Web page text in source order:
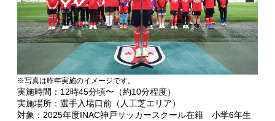
※写真は昨年実施のイメージです。
実施時間：12時45分頃〜（約10分程度）
実施場所：選手入場口前（人工芝エリア）
対象：2025年度INAC神戸サッカースクール在籍 小学6年生